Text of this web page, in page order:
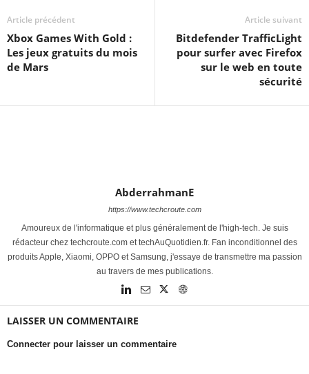
Article précédent
Xbox Games With Gold :
Les jeux gratuits du mois
de Mars
Article suivant
Bitdefender TrafficLight
pour surfer avec Firefox
sur le web en toute
sécurité
AbderrahmanE
https://www.techcroute.com
Amoureux de l'informatique et plus généralement de l'high-tech. Je suis
rédacteur chez techcroute.com et techAuQuotidien.fr. Fan inconditionnel des
produits Apple, Xiaomi, OPPO et Samsung, j'essaye de transmettre ma passion
au travers de mes publications.
LAISSER UN COMMENTAIRE
Connecter pour laisser un commentaire